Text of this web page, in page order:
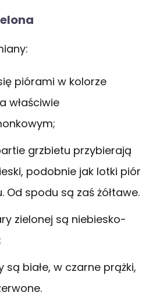
piórami w kolorze
właściwie
grzbietu przybierają
podobnie jak lotki piór
Od spodu są zaś żółtawe.
zielonej są niebiesko-
są białe, w czarne prążki,